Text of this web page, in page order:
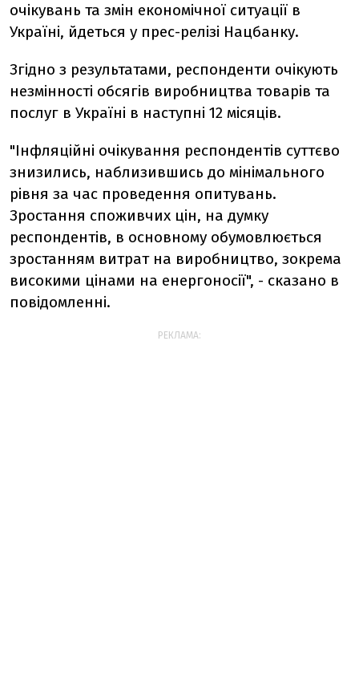
очікувань та змін економічної ситуації в
Україні, йдеться у прес-релізі Нацбанку.
Згідно з результатами, респонденти очікують
незмінності обсягів виробництва товарів та
послуг в Україні в наступні 12 місяців.
"Інфляційні очікування респондентів суттєво
знизились, наблизившись до мінімального
рівня за час проведення опитувань.
Зростання споживчих цін, на думку
респондентів, в основному обумовлюється
зростанням витрат на виробництво, зокрема
високими цінами на енергоносії", - сказано в
повідомленні.
РЕКЛАМА: